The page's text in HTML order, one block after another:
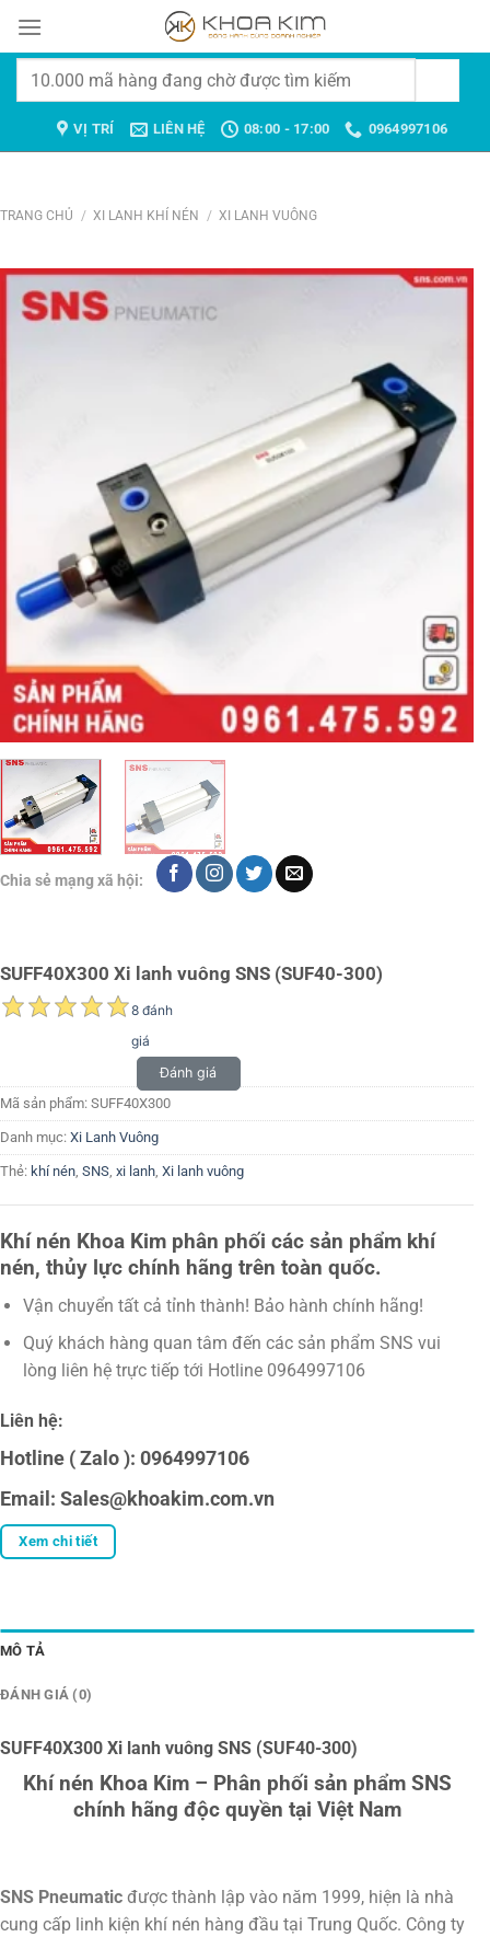
đến
Tìm
VỊ TRÍ LIÊN HỆ 08:00 - 17:00 0964997106
TRANG CHỦ / XI LANH KHÍ NÉN / XI LANH VUÔNG
Chia sẻ mạng xã hội:
SUFF40X300 Xi lanh vuông SNS (SUF40-300)
8 đánh
giá
Đánh giá
Mã sản phẩm: SUFF40X300
Danh mục: Xi Lanh Vuông
Thẻ: khí nén, SNS, xi lanh, Xi lanh vuông
Khí nén Khoa Kim phân phối các sản phẩm khí
nén, thủy lực chính hãng trên toàn quốc.
Vận chuyển tất cả tỉnh thành! Bảo hành chính hãng!
Quý khách hàng quan tâm đến các sản phẩm SNS vui
lòng liên hệ trực tiếp tới Hotline 0964997106
Liên hệ:
Hotline ( Zalo ): 0964997106
Email: Sales@khoakim.com.vn
Xem chi tiết
MÔ TẢ
ĐÁNH GIÁ (0)
SUFF40X300 Xi lanh vuông SNS (SUF40-300)
Khí nén Khoa Kim – Phân phối sản phẩm SNS
chính hãng độc quyền tại Việt Nam
SNS Pneumatic được thành lập vào năm 1999, hiện là nhà
cung cấp linh kiện khí nén hàng đầu tại Trung Quốc. Công ty